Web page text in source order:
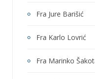
Fra Jure Barišić
Fra Karlo Lovrić
Fra Marinko